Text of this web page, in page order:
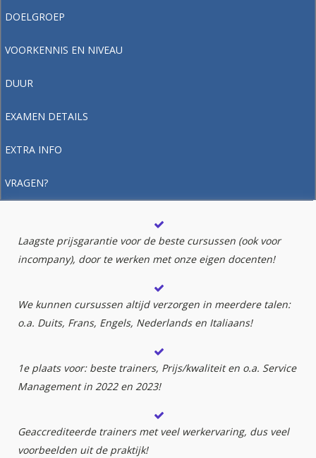
DOELGROEP
VOORKENNIS EN NIVEAU
DUUR
EXAMEN DETAILS
EXTRA INFO
VRAGEN?
Laagste prijsgarantie voor de beste cursussen (ook voor
incompany), door te werken met onze eigen docenten!
We kunnen cursussen altijd verzorgen in meerdere talen:
o.a. Duits, Frans, Engels, Nederlands en Italiaans!
1e plaats voor: beste trainers, Prijs/kwaliteit en o.a. Service
Management in 2022 en 2023!
Geaccrediteerde trainers met veel werkervaring, dus veel
voorbeelden uit de praktijk!